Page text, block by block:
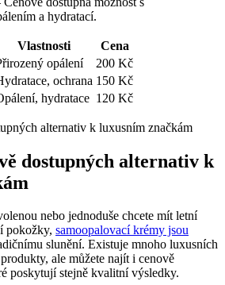
a hydratací.
Vlastnosti
Cena
opálení
200 Kč
ochrana 150 Kč
hydratace 120 Kč
dostupných alternativ k
nebo jednoduše chcete mít letní
pokožky, samoopalovací krémy jsou
slunění. Existuje mnoho luxusních
ale můžete najít i cenově
poskytují stejně kvalitní výsledky.